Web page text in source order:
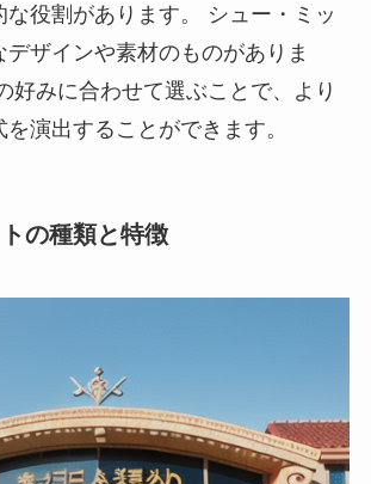
役割があります。 シュー・ミッ
デザインや素材のものがありま
好みに合わせて選ぶことで、より
演出することができます。
の種類と特徴